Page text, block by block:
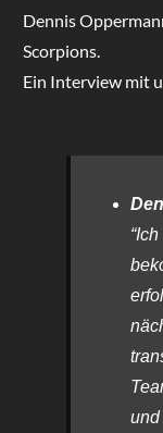
Dennis
Scorpions.
Ein Interview mit
und